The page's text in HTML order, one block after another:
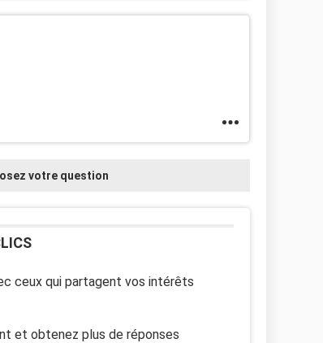
votre question
ceux qui partagent vos intérêts
et obtenez plus de réponses